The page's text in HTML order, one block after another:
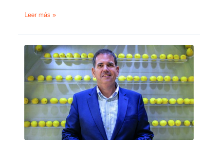
Reducción
la
producción
turca
cítricos
en
temporada
2022/23
Leer más »